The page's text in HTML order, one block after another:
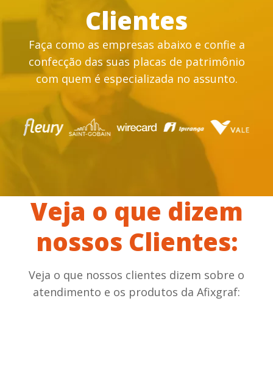
Clientes
Faça como as empresas abaixo e confie a
confecção das suas placas de patrimônio
com quem é especializada no assunto.
Veja o que dizem
nossos Clientes:
Veja o que nossos clientes dizem sobre o
atendimento e os produtos da Afixgraf: